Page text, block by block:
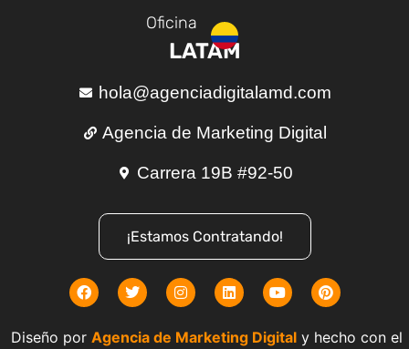
Oficina
LATAM
hola@agenciadigitalamd.com
Agencia de Marketing Digital
Carrera 19B #92-50
¡Estamos Contratando!
Diseño por Agencia de Marketing Digital y hecho con el